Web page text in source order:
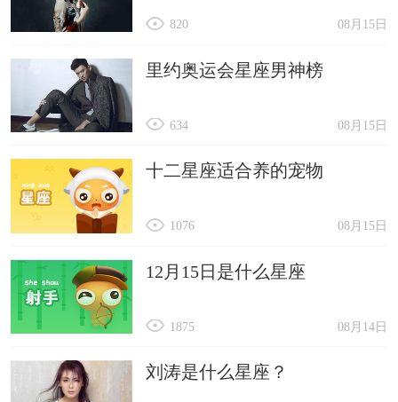
08月15日
820
里约奥运会星座男神榜
08月15日
634
十二星座适合养的宠物
08月15日
1076
12月15日是什么星座
08月14日
1875
刘涛是什么星座？